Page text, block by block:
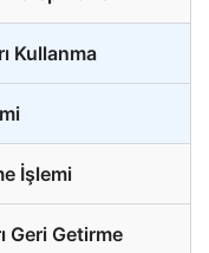
Kullanma
İşlemi
Geri Getirme